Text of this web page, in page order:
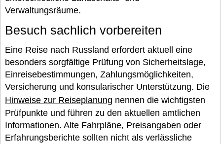
Verwaltungsräume.
Besuch sachlich vorbereiten
Eine Reise nach Russland erfordert aktuell eine
besonders sorgfältige Prüfung von Sicherheitslage,
Einreisebestimmungen, Zahlungsmöglichkeiten,
Versicherung und konsularischer Unterstützung. Die
Hinweise zur Reiseplanung nennen die wichtigsten
Prüfpunkte und führen zu den aktuellen amtlichen
Informationen. Alte Fahrpläne, Preisangaben oder
Erfahrungsberichte sollten nicht als verlässliche